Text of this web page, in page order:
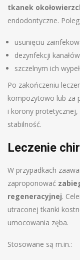
tkanek
endodontyczne.
usunięciu
dezynfekcji
szczelnym ich
Po zakończeniu
kompozytowo lub za
i korony protetycznej,
stabilność.
Leczenie
W przypadkach
zaproponować
regeneracyjnej.
utraconej tkanki
umocowania zęba.
Stosowane są m.in.: